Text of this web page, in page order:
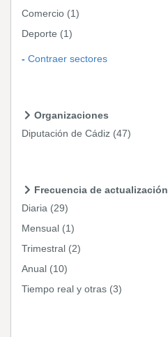
Comercio (1)
Deporte (1)
Contraer sectores
Organizaciones
Diputación de Cádiz (47)
Frecuencia de actualización
Diaria (29)
Mensual (1)
Trimestral (2)
Anual (10)
Tiempo real y otras (3)